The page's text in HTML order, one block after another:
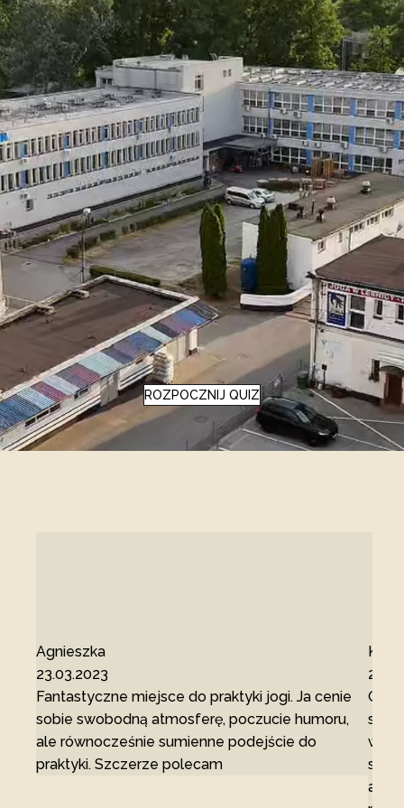
ZAPISZ SIĘ
Strona główna
Tu zacznij
Jak do nas trafić?
Poznaj nasz zespół
Wybierz matę do jogi
ROZPOCZNIJ QUIZ
Agnieszka
23.03.2023
Fantastyczne miejsce do praktyki jogi. Ja cenie
sobie swobodną atmosferę, poczucie humoru,
ale równocześnie sumienne podejście do
praktyki. Szczerze polecam
się